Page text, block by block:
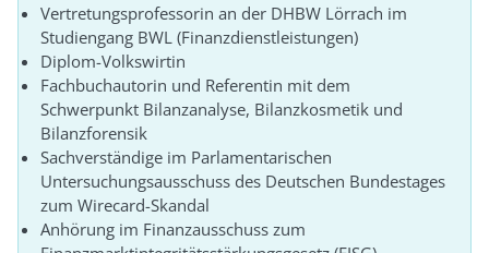
Vertretungsprofessorin an der DHBW Lörrach im
Studiengang BWL (Finanzdienstleistungen)
Diplom-Volkswirtin
Fachbuchautorin und Referentin mit dem
Schwerpunkt Bilanzanalyse, Bilanzkosmetik und
Bilanzforensik
Sachverständige im Parlamentarischen
Untersuchungsausschuss des Deutschen Bundestages
zum Wirecard-Skandal
Anhörung im Finanzausschuss zum